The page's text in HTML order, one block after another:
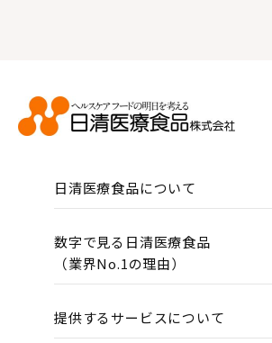
日清医療食品について
数字で見る日清医療食品
（業界No.1の理由）
提供するサービスについて